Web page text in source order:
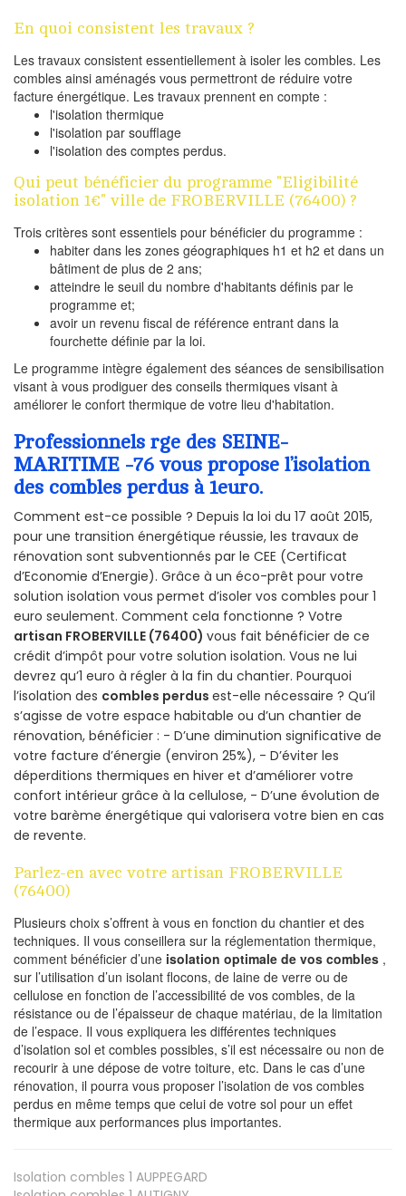
En quoi consistent les travaux ?
Les travaux consistent essentiellement à isoler les combles. Les
combles ainsi aménagés vous permettront de réduire votre
facture énergétique. Les travaux prennent en compte :
l'isolation thermique
l'isolation par soufflage
l'isolation des comptes perdus.
Qui peut bénéficier du programme "Eligibilité
isolation 1€" ville de FROBERVILLE (76400) ?
Trois critères sont essentiels pour bénéficier du programme :
habiter dans les zones géographiques h1 et h2 et dans un
bâtiment de plus de 2 ans;
atteindre le seuil du nombre d'habitants définis par le
programme et;
avoir un revenu fiscal de référence entrant dans la
fourchette définie par la loi.
Le programme intègre également des séances de sensibilisation
visant à vous prodiguer des conseils thermiques visant à
améliorer le confort thermique de votre lieu d'habitation.
Professionnels rge des SEINE-
MARITIME -76 vous propose l’isolation
des combles perdus à 1euro.
Comment est-ce possible ? Depuis la loi du 17 août 2015,
pour une transition énergétique réussie, les travaux de
rénovation sont subventionnés par le CEE (Certificat
d’Economie d’Energie). Grâce à un éco-prêt pour votre
solution isolation vous permet d’isoler vos combles pour 1
euro seulement. Comment cela fonctionne ? Votre
artisan FROBERVILLE (76400) vous fait bénéficier de ce
crédit d’impôt pour votre solution isolation. Vous ne lui
devrez qu’1 euro à régler à la fin du chantier. Pourquoi
l’isolation des combles perdus est-elle nécessaire ? Qu’il
s’agisse de votre espace habitable ou d’un chantier de
rénovation, bénéficier : - D’une diminution significative de
votre facture d’énergie (environ 25%), - D’éviter les
déperditions thermiques en hiver et d’améliorer votre
confort intérieur grâce à la cellulose, - D’une évolution de
votre barème énergétique qui valorisera votre bien en cas
de revente.
Parlez-en avec votre artisan FROBERVILLE
(76400)
Plusieurs choix s’offrent à vous en fonction du chantier et des
techniques. Il vous conseillera sur la réglementation thermique,
comment bénéficier d’une isolation optimale de vos combles ,
sur l’utilisation d’un isolant flocons, de laine de verre ou de
cellulose en fonction de l’accessibilité de vos combles, de la
résistance ou de l’épaisseur de chaque matériau, de la limitation
de l’espace. Il vous expliquera les différentes techniques
d’isolation sol et combles possibles, s’il est nécessaire ou non de
recourir à une dépose de votre toiture, etc. Dans le cas d’une
rénovation, il pourra vous proposer l’isolation de vos combles
perdus en même temps que celui de votre sol pour un effet
thermique aux performances plus importantes.
Isolation combles 1 AUPPEGARD